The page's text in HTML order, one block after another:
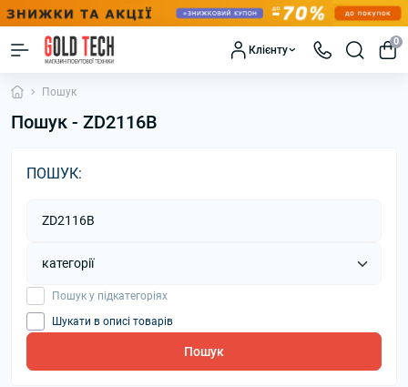
Клієнту
0
Пошук
Пошук - ZD2116B
ПОШУК:
Пошук у підкатегоріях
Шукати в описі товарів
Пошук